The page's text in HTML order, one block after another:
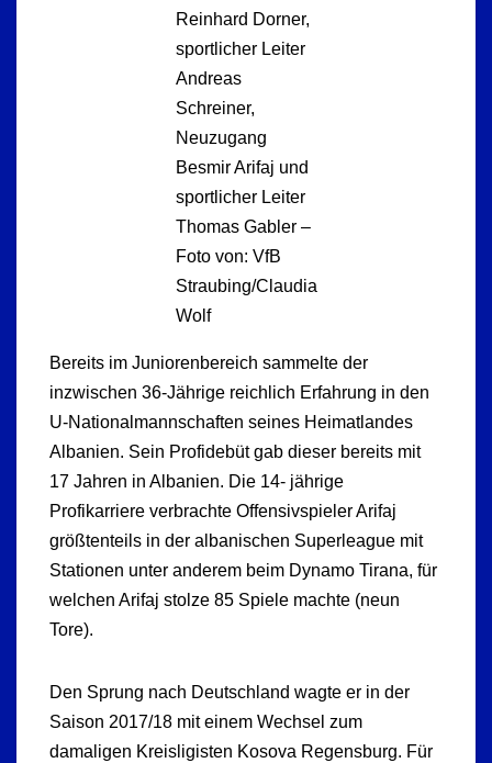
Reinhard Dorner,
sportlicher Leiter
Andreas
Schreiner,
Neuzugang
Besmir Arifaj und
sportlicher Leiter
Thomas Gabler –
Foto von: VfB
Straubing/Claudia
Wolf
Bereits im Juniorenbereich sammelte der
inzwischen 36-Jährige reichlich Erfahrung in den
U-Nationalmannschaften seines Heimatlandes
Albanien. Sein Profidebüt gab dieser bereits mit
17 Jahren in Albanien. Die 14- jährige
Profikarriere verbrachte Offensivspieler Arifaj
größtenteils in der albanischen Superleague mit
Stationen unter anderem beim Dynamo Tirana, für
welchen Arifaj stolze 85 Spiele machte (neun
Tore).
Den Sprung nach Deutschland wagte er in der
Saison 2017/18 mit einem Wechsel zum
damaligen Kreisligisten Kosova Regensburg. Für